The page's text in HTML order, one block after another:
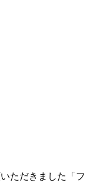
ただきました「フ